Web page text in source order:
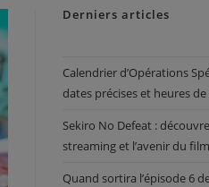
Derniers articles
Calendrier d’Opérations
dates précises et heures
Sekiro No Defeat :
streaming et l’avenir du
Quand sortira l’épisode 6